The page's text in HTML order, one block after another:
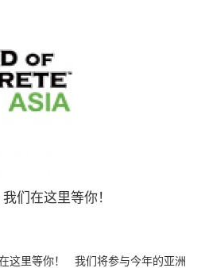
们在这里等你！
在这里等你！ 我们将参与今年的亚洲